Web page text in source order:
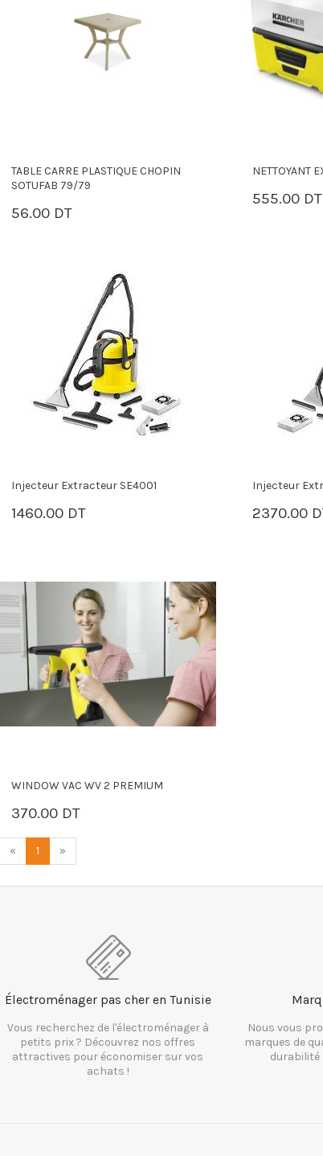
TABLE CARRE PLASTIQUE CHOPIN
SOTUFAB 79/79
56.00 DT
PANIER
NETTOYANT
555.00 DT
PANIER
Injecteur Extracteur SE4001
1460.00 DT
PANIER
Injecteur
2370.00
PANIER
WINDOW VAC WV 2 PREMIUM
370.00 DT
PANIER
« 1 »
Électroménager pas cher en Tunisie
Vous recherchez de l'électroménager à
petits prix ? Découvrez nos offres
attractives pour économiser sur vos
achats !
Nous vous
marques de
durabilité